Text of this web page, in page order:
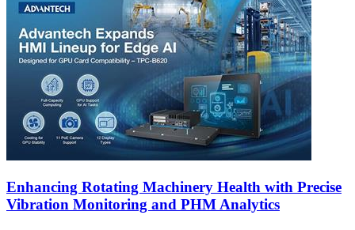
Enhancing Rotating Machinery Health with Precise
Vibration Monitoring and PHM Analytics